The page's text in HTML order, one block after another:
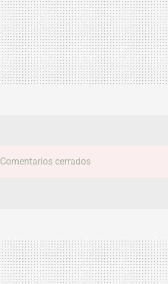
Comentarios cerrados